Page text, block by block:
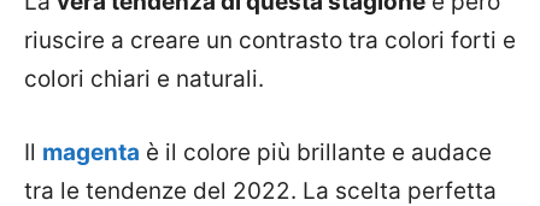
riuscire a creare un contrasto tra colori forti e
colori chiari e naturali.
Il magenta è il colore più brillante e audace
tra le tendenze del 2022. La scelta perfetta